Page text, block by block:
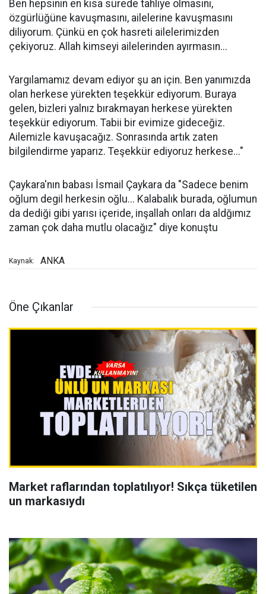
Ben hepsinin en kısa sürede tahliye olmasını,
özgürlüğüne kavuşmasını, ailelerine kavuşmasını
diliyorum. Çünkü en çok hasreti ailelerimizden
çekiyoruz. Allah kimseyi ailelerinden ayırmasın...
Yargılamamız devam ediyor şu an için. Ben yanımızda
olan herkese yürekten teşekkür ediyorum. Buraya
gelen, bizleri yalnız bırakmayan herkese yürekten
teşekkür ediyorum. Tabii bir evimize gideceğiz.
Ailemizle kavuşacağız. Sonrasında artık zaten
bilgilendirme yaparız. Teşekkür ediyoruz herkese..."
Çaykara'nın babası İsmail Çaykara da "Sadece benim
oğlum degil herkesin oğlu... Kalabalık burada, oğlumun
da dediği gibi yarısı içeride, inşallah onları da aldğımız
zaman çok daha mutlu olacağız" diye konuştu
Kaynak: ANKA
Öne Çıkanlar
Market raflarından toplatılıyor! Sıkça tüketilen
un markasıydı